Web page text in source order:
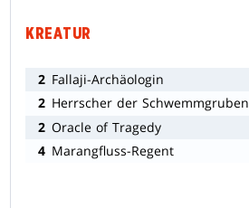
KREATUR
2 Fallaji-Archäologin
2 Herrscher der Schwemmgruben
2 Oracle of Tragedy
4 Marangfluss-Regent